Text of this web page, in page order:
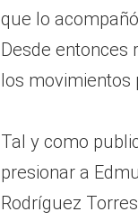
que lo
Desde entonces
los movimientos
Tal y como
presionar a
Rodríguez